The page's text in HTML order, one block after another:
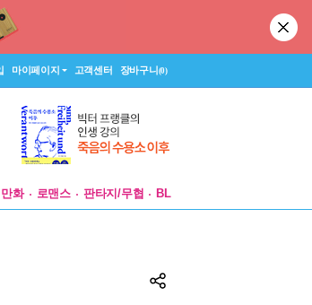
마이페이지 고객센터 장바구니(0)
만화 로맨스 판타지/무협 BL